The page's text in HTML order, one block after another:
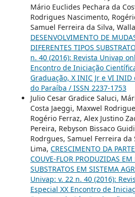
Mário Euclides Pechara da
Rodrigues Nascimento,
Samuel Ferreira da Silva,
DESENVOLVIMENTO DE
DIFERENTES TIPOS
n. 40 (2016): Revista Univap
Encontro de Iniciação
Graduação, X INIC Jr e VI
do Paraíba / ISSN 2237-1753
Julio Cesar Gradice Saluci,
Costa Jaeggi, Maxwel
Rogério Ferraz, Alex Justino
Pereira, Rebyson Bissaco
Rodrgues, Samuel Ferreira da
Lima, CRESCIMENTO DA
COUVE-FLOR PRODUZIDAS EM
SUBSTRATOS EM SISTEMA
Univap: v. 22 n. 40 (2016):
Especial XX Encontro de